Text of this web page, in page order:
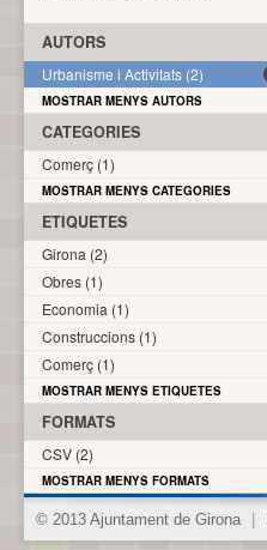
AUTORS
Urbanisme i Activitats (2)
MOSTRAR MENYS AUTORS
CATEGORIES
Comerç (1)
MOSTRAR MENYS CATEGORIES
ETIQUETES
Girona (2)
Obres (1)
Economia (1)
Construccions (1)
Comerç (1)
MOSTRAR MENYS ETIQUETES
FORMATS
CSV (2)
MOSTRAR MENYS FORMATS
© 2013 Ajuntament de Girona